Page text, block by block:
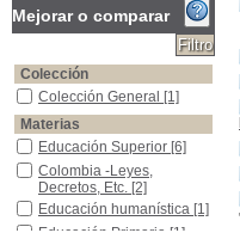
Mejorar o comparar
Colección
Colección General
Colección General [1]
Materias
Educación Superior
Educación Superior [6]
Colombia -Leyes, Decretos, Etc.
Colombia -Leyes,
Decretos, Etc. [2]
Educación humanística
Educación humanística [1]